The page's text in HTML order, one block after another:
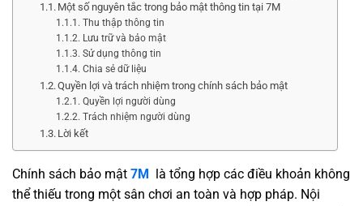
Một số nguyên tắc trong bảo mật thông tin tại 7M
Thu thập thông tin
Lưu trữ và bảo mật
Sử dụng thông tin
Chia sẻ dữ liệu
Quyền lợi và trách nhiệm trong chính sách bảo mật
Quyền lợi người dùng
Trách nhiệm người dùng
Lời kết
Chính sách bảo mật 7M
là tổng hợp các điều khoản không
thể thiếu trong một sân chơi an toàn và hợp pháp. Nội